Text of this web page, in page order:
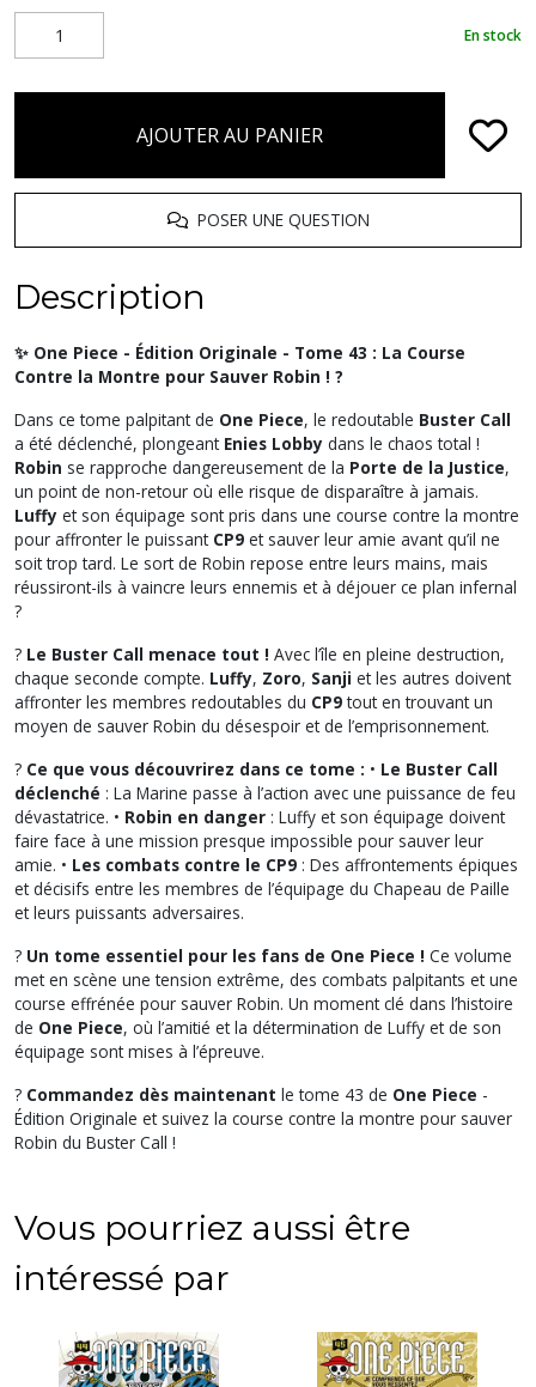
En stock
AJOUTER AU PANIER
POSER UNE QUESTION
Description
✨ One Piece - Édition Originale - Tome 43 : La Course
Contre la Montre pour Sauver Robin ! ?
Dans ce tome palpitant de One Piece, le redoutable Buster Call
a été déclenché, plongeant Enies Lobby dans le chaos total !
Robin se rapproche dangereusement de la Porte de la Justice,
un point de non-retour où elle risque de disparaître à jamais.
Luffy et son équipage sont pris dans une course contre la montre
pour affronter le puissant CP9 et sauver leur amie avant qu’il ne
soit trop tard. Le sort de Robin repose entre leurs mains, mais
réussiront-ils à vaincre leurs ennemis et à déjouer ce plan infernal
?
? Le Buster Call menace tout ! Avec l’île en pleine destruction,
chaque seconde compte. Luffy, Zoro, Sanji et les autres doivent
affronter les membres redoutables du CP9tout en trouvant un
moyen de sauver Robin du désespoir et de l’emprisonnement.
? Ce que vous découvrirez dans ce tome : • Le Buster Call
déclenché : La Marine passe à l’action avec une puissance de feu
dévastatrice. • Robin en danger : Luffy et son équipage doivent
faire face à une mission presque impossible pour sauver leur
amie. • Les combats contre le CP9 : Des affrontements épiques
et décisifs entre les membres de l’équipage du Chapeau de Paille
et leurs puissants adversaires.
? Un tome essentiel pour les fans de One Piece ! Ce volume
met en scène une tension extrême, des combats palpitants et une
course effrénée pour sauver Robin. Un moment clé dans l’histoire
de One Piece, où l’amitié et la détermination de Luffy et de son
équipage sont mises à l’épreuve.
? Commandez dès maintenant le tome 43 de One Piece -
Édition Originale et suivez la course contre la montre pour sauver
Robin du Buster Call !
Vous pourriez aussi être
intéressé par